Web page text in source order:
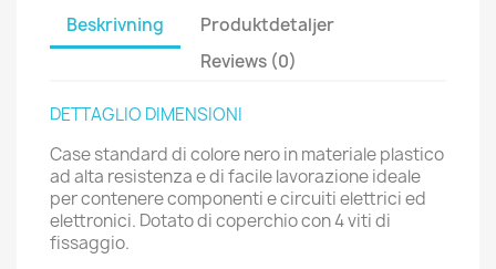
Beskrivning
Produktdetaljer
Reviews (0)
DETTAGLIO DIMENSIONI
Case standard di colore nero in materiale plastico
ad alta resistenza e di facile lavorazione ideale
per contenere componenti e circuiti elettrici ed
elettronici. Dotato di coperchio con 4 viti di
fissaggio.